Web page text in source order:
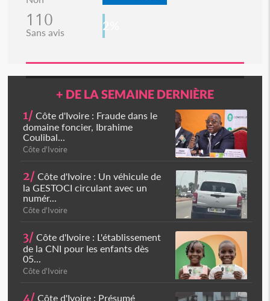
110
Sans avis 2%
+ DE LA SEMAINE DERNIÈRE
1/ Côte d'Ivoire : Fraude dans le
domaine foncier, Ibrahime
Coulibal...
Côte d'Ivoire
2/ Côte d'Ivoire : Un véhicule de
la GESTOCI circulant avec un
numér...
Côte d'Ivoire
3/ Côte d'Ivoire : L'établissement
de la CNI pour les enfants dès
05...
Côte d'Ivoire
4/ Côte d'Ivoire : Présumé